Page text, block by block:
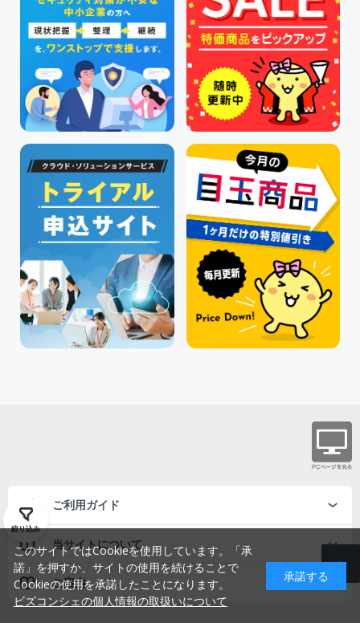
絞り込み
ご利用ガイド
当サイトについて
ご案内
このサイトではCookieを使用しています。「承
諾」を押すか、サイトの使用を続けることで
Cookieの使用を承諾したことになります。
ビズコンシェの個人情報の取扱いについて
承諾する